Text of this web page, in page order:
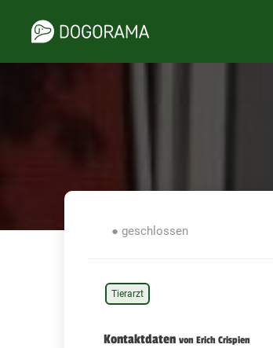
● geschlossen
Tierarzt
Kontaktdaten von Erich Crispien